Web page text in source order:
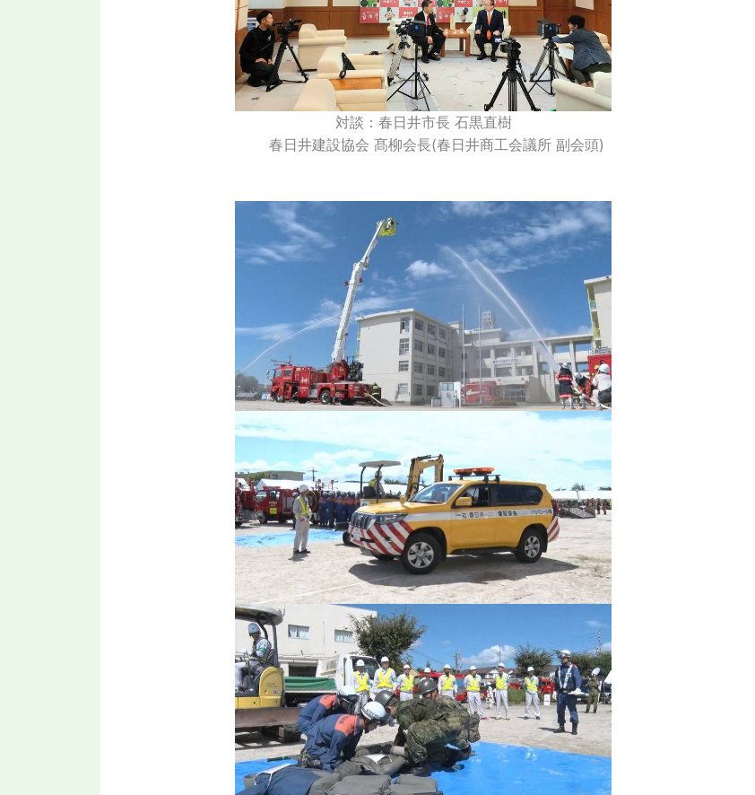
対談：春日井市長 石黒直樹
春日井建設協会 髙柳会長(春日井商工会議所 副会頭)